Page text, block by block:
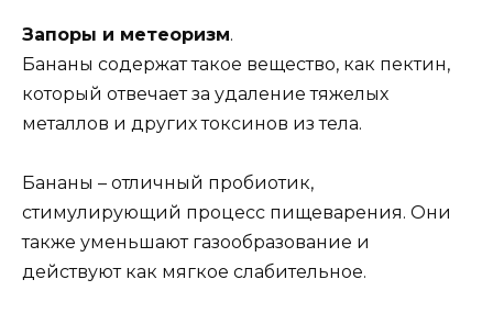
Запоры и метеоризм.
Бананы содержат такое вещество, как пектин,
который отвечает за удаление тяжелых
металлов и других токсинов из тела.
Бананы – отличный пробиотик,
стимулирующий процесс пищеварения. Они
также уменьшают газообразование и
действуют как мягкое слабительное.